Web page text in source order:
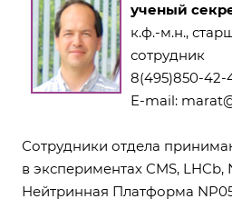
ученый
к.ф.-м.н.,
сотрудник
8(495)850-42-
E-mail:
Сотрудники отдела
в экспериментах CMS, LHCb,
Нейтринная Платформа